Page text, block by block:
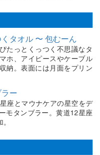
タオル 〜 包むーん
たっとくっつく不思議なタ
ホ、アイピースやケーブル
納。表面には月面をプリン
ー
座とマウナケアの星空をデ
モタンブラー。黄道12星座